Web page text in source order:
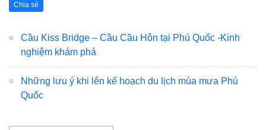
Chia sẻ
Cầu Kiss Bridge – Cầu Cầu Hôn tại Phú Quốc -Kinh
nghiệm khám phá
Những lưu ý khi lên kế hoạch du lịch mùa mưa Phú
Quốc